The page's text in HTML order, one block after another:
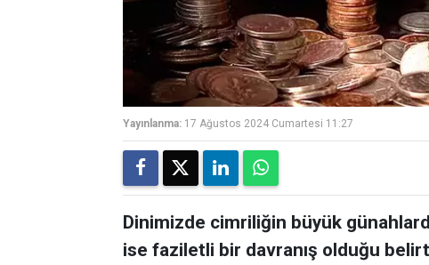
Yayınlanma: 17 Ağustos 2024 Cumartesi 11:27
Dinimizde cimriliğin büyük
ise faziletli bir davranış olduğu